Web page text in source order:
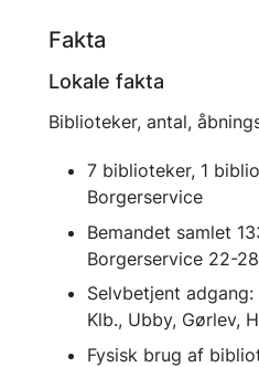
Fakta
Lokale fakta
Biblioteker, antal,
7 biblioteker, 1
Borgerservice
Bemandet samlet
Borgerservice 22-
Selvbetjent adgang:
Klb., Ubby, Gørlev,
Fysisk brug af